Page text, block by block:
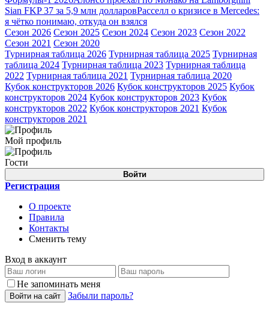
Sian FKP 37 за 5,9 млн долларовРасселл о кризисе в Mercedes:
я чётко понимаю, откуда он взялся
Сезон 2026 Сезон 2025 Сезон 2024 Сезон 2023 Сезон 2022
Сезон 2021 Сезон 2020
Турнирная таблица 2026 Турнирная таблица 2025 Турнирная
таблица 2024 Турнирная таблица 2023 Турнирная таблица
2022 Турнирная таблица 2021 Турнирная таблица 2020
Кубок конструкторов 2026 Кубок конструкторов 2025 Кубок
конструкторов 2024 Кубок конструкторов 2023 Кубок
конструкторов 2022 Кубок конструкторов 2021 Кубок
конструкторов 2021
Мой профиль
Гости
Войти
Регистрация
О проекте
Правила
Контакты
Сменить тему
Вход в аккаунт
Не запоминать меня
Войти на сайт Забыли пароль?